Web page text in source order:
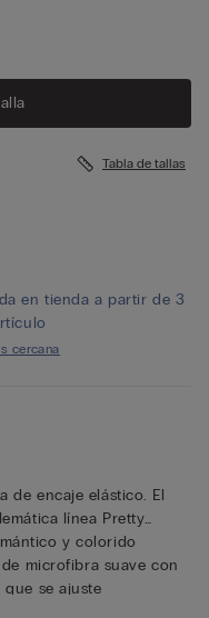
Tabla de tallas
en tienda a partir de 3
cercana
de encaje elástico. El
línea Pretty
y colorido
microfibra suave con
se ajuste